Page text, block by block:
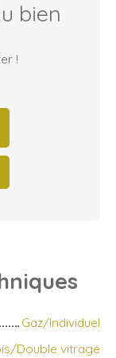
bien
!
Gaz/Individuel
Double vitrage